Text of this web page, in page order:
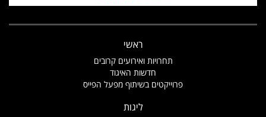
ראשי
תחרויות ואירועים קרובים
חדשות האיגוד
פרוייקטים בשיתוף מפעל הפייס
ליגות